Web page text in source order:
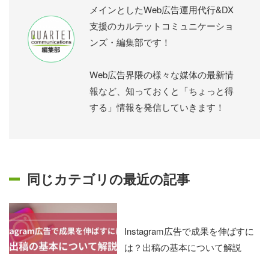
メインとしたWeb広告運用代行&DX
支援のカルテットコミュニケーショ
ンズ・編集部です！
Web広告界隈の様々な媒体の最新情
報など、知っておくと「ちょっと得
する」情報を発信していきます！
同じカテゴリの最近の記事
Instagram広告で成果を伸ばすに
は？出稿の基本について解説